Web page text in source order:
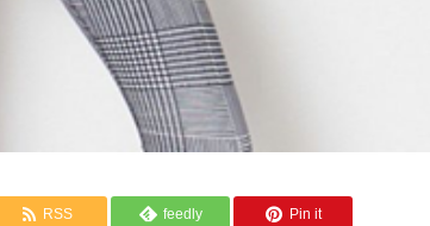
RSS feedly Pin it